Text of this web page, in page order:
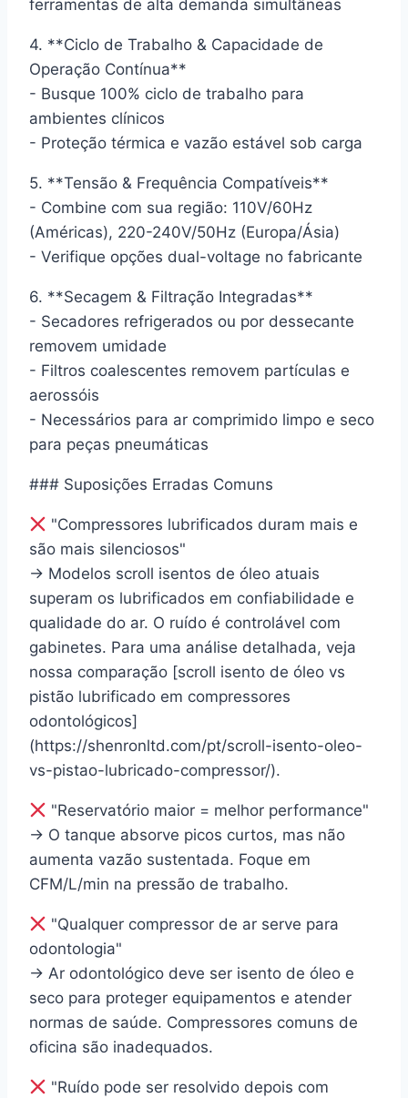
ferramentas de alta demanda simultâneas
4. **Ciclo de Trabalho & Capacidade de
Operação Contínua**
- Busque 100% ciclo de trabalho para
ambientes clínicos
- Proteção térmica e vazão estável sob carga
5. **Tensão & Frequência Compatíveis**
- Combine com sua região: 110V/60Hz
(Américas), 220-240V/50Hz (Europa/Ásia)
- Verifique opções dual-voltage no fabricante
6. **Secagem & Filtração Integradas**
- Secadores refrigerados ou por dessecante
removem umidade
- Filtros coalescentes removem partículas e
aerossóis
- Necessários para ar comprimido limpo e seco
para peças pneumáticas
### Suposições Erradas Comuns
"Compressores lubrificados duram mais e
são mais silenciosos"
→ Modelos scroll isentos de óleo atuais
superam os lubrificados em confiabilidade e
qualidade do ar. O ruído é controlável com
gabinetes. Para uma análise detalhada, veja
nossa comparação [scroll isento de óleo vs
pistão lubrificado em compressores
odontológicos]
(https://shenronltd.com/pt/scroll-isento-oleo-
vs-pistao-lubricado-compressor/).
"Reservatório maior = melhor performance"
→ O tanque absorve picos curtos, mas não
aumenta vazão sustentada. Foque em
CFM/L/min na pressão de trabalho.
"Qualquer compressor de ar serve para
odontologia"
→ Ar odontológico deve ser isento de óleo e
seco para proteger equipamentos e atender
normas de saúde. Compressores comuns de
oficina são inadequados.
"Ruído pode ser resolvido depois com